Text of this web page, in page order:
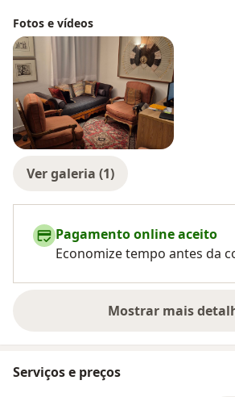
Fotos e vídeos
Ver galeria (1)
Pagamento online aceito
Economize tempo antes da
Mostrar maissobre a
Serviços e preços